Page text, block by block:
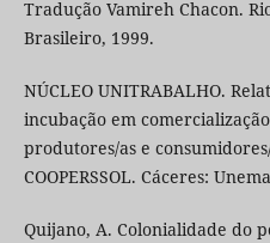
Tradução Vamireh Chacon.
Brasileiro, 1999.
NÚCLEO UNITRABALHO.
incubação em
produtores/as e
COOPERSSOL. Cáceres:
Quijano, A. Colonialidade do